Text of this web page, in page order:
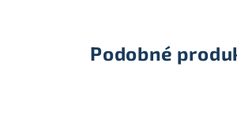
hvězdiček.
Podobné